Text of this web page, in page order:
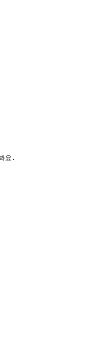
봐요.